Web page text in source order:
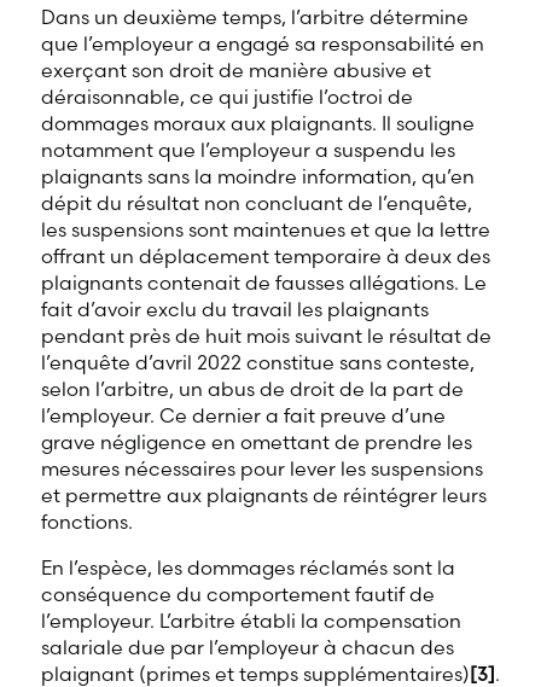
Dans un deuxième temps, l’arbitre détermine
que l’employeur a engagé sa responsabilité en
exerçant son droit de manière abusive et
déraisonnable, ce qui justifie l’octroi de
dommages moraux aux plaignants. Il souligne
notamment que l’employeur a suspendu les
plaignants sans la moindre information, qu’en
dépit du résultat non concluant de l’enquête,
les suspensions sont maintenues et que la lettre
offrant un déplacement temporaire à deux des
plaignants contenait de fausses allégations. Le
fait d’avoir exclu du travail les plaignants
pendant près de huit mois suivant le résultat de
l’enquête d’avril 2022 constitue sans conteste,
selon l’arbitre, un abus de droit de la part de
l’employeur. Ce dernier a fait preuve d’une
grave négligence en omettant de prendre les
mesures nécessaires pour lever les suspensions
et permettre aux plaignants de réintégrer leurs
fonctions.
En l’espèce, les dommages réclamés sont la
conséquence du comportement fautif de
l’employeur. L’arbitre établi la compensation
salariale due par l’employeur à chacun des
plaignant (primes et temps supplémentaires)[3].